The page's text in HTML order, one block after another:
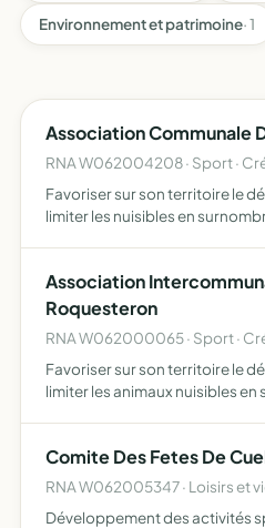
Environnement et patrimoine· 1
Association Communale
RNA W062004208 · Sport ·
Favoriser sur son territoire le
limiter les nuisibles en
dans…
Association
Roquesteron
RNA W062000065 · Sport ·
Favoriser sur son territoire le
limiter les animaux nuisibles
Comite Des Fetes De
RNA W062005347 · Loisirs et
Développement des activités